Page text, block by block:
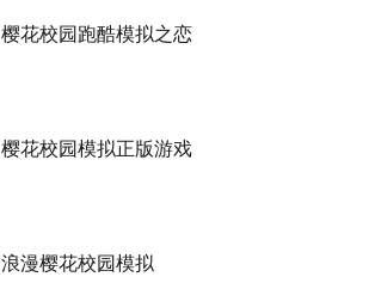
樱花校园跑酷模拟之恋
樱花校园模拟正版游戏
浪漫樱花校园模拟